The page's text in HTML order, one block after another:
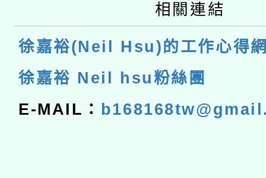
相關連結
徐嘉裕(Neil Hsu)的工作心得
徐嘉裕 Neil hsu粉絲團
E-MAIL：